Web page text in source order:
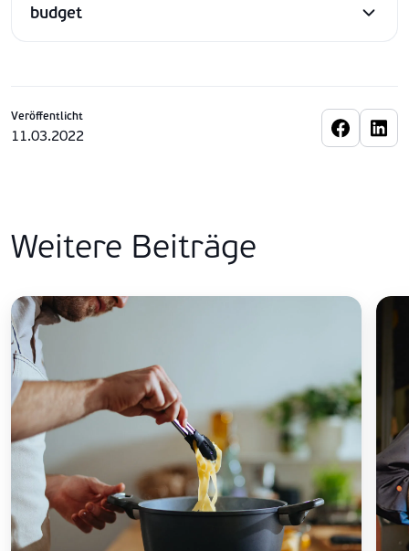
budget
Veröffentlicht
11.03.2022
Weitere Beiträge